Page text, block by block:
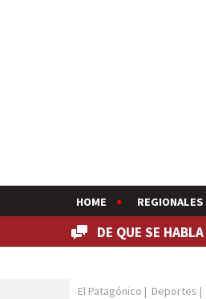
HOME REGIONALES
DE QUE SE HABLA
El Patagónico | Deportes |